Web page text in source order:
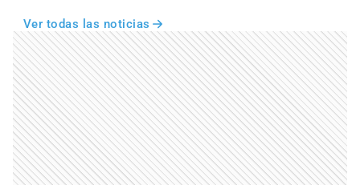
Ver todas las noticias